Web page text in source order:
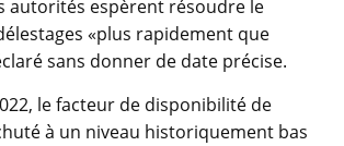
autorités espèrent résoudre le
«plus rapidement que
sans donner de date précise.
le facteur de disponibilité de
à un niveau historiquement bas